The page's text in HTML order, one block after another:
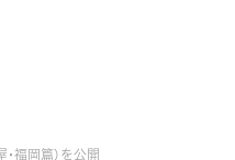
福岡篇）を公開